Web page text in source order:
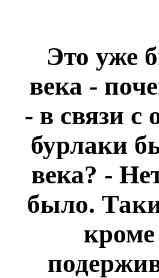
Это уже
века -
- в связи
бурлаки
века? -
было.
кроме